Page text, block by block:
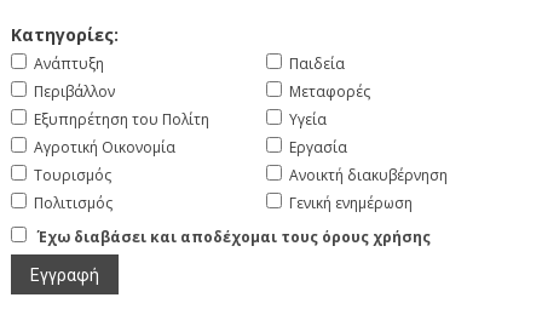
Κατηγορίες:
Ανάπτυξη
Περιβάλλον
Εξυπηρέτηση του Πολίτη
Αγροτική Οικονομία
Τουρισμός
Πολιτισμός
Παιδεία
Μεταφορές
Υγεία
Εργασία
Ανοικτή διακυβέρνηση
Γενική ενημέρωση
Έχω διαβάσει και αποδέχομαι τους όρους χρήσης